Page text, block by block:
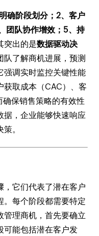
确阶段划分；2、客户
团队协作增效；5、持
突出的是数据驱动决
了解商机进展，预测
强调实时监控关键性能
获取成本（CAC）、客
确保销售策略的有效性
据，企业能够快速响应
。
，它们代表了潜在客户
。每个阶段都需要特定
管理商机，首先要确立
可能包括潜在客户发